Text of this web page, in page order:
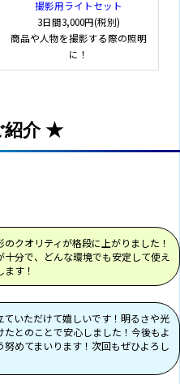
撮影用ライトセット
3日間3,000円(税別)
商品や人物を撮影する際の照明
に！
紹介 ★
クオリティが格段に上がりました！
分で、どんな環境でも安定して使え
す！
いただけて嬉しいです！明るさや光
とのことで安心しました！今後もよ
努めてまいります！次回もぜひよろし